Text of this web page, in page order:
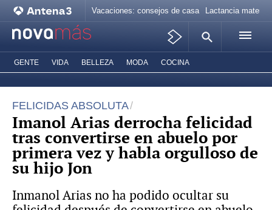
Vacaciones: consejos de casa Lactancia materna
GENTE VIDA BELLEZA MODA COCINA
FELICIDAS ABSOLUTA
Imanol Arias derrocha felicidad
tras convertirse en abuelo por
primera vez y habla orgulloso de
su hijo Jon
Inmanol Arias no ha podido ocultar su